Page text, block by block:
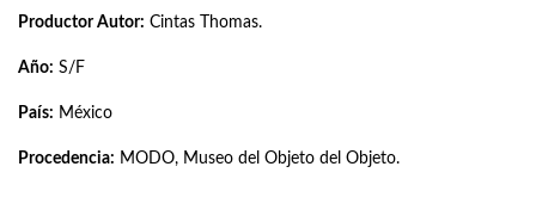
Productor Autor: Cintas Thomas.
Año: S/F
País: México
Procedencia: MODO, Museo del Objeto del Objeto.